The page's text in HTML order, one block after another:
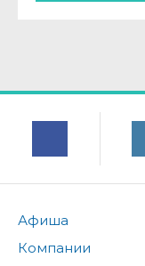
Афиша
Компании